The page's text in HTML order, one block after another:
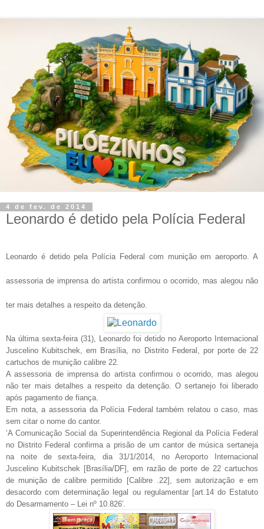
4 de fev. de 2014
Leonardo é detido pela Polícia Federal
Leonardo é detido pela Polícia Federal com munição em aeroporto. A
assessoria de imprensa do artista confirmou o ocorrido, mas alegou não
ter mais detalhes a respeito da detenção.
Na última sexta-feira (31), Leonardo foi detido no Aeroporto Internacional
Juscelino Kubitschek, em Brasília, no Distrito Federal, por porte de 22
cartuchos de munição calibre 22.
A assessoria de imprensa do artista confirmou o ocorrido, mas alegou
não ter mais detalhes a respeito da detenção. O sertanejo foi liberado
após pagamento de fiança.
Em nota, a assessoria da Polícia Federal também relatou o caso, mas
sem citar o nome do cantor.
‘A Comunicação Social da Superintendência Regional da Polícia Federal
no Distrito Federal confirma a prisão de um cantor de música sertaneja
na noite de sexta-feira, dia 31/1/2014, no Aeroporto Internacional
Juscelino Kubitschek [Brasília/DF], em razão de porte de 22 cartuchos
de munição de calibre permitido [Calibre .22], sem autorização e em
desacordo com determinação legal ou regulamentar [art.14 do Estatuto
do Desarmamento – Lei nº 10.826′.